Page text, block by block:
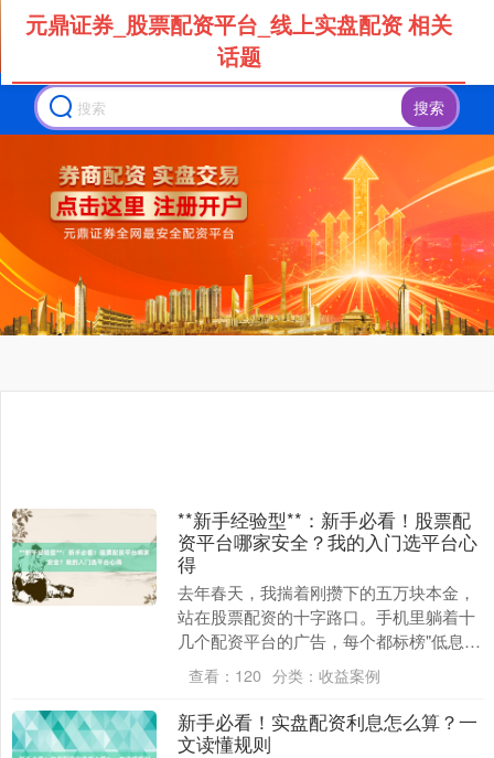
搜索
元鼎证券_股票配资平台_线上实盘配资 相关
话题
**新手经验型**：新手必看！股票配
资平台哪家安全？我的入门选平台心
得
去年春天，我揣着刚攒下的五万块本金，
站在股票配资的十字路口。手机里躺着十
几个配资平台的广告，每个都标榜"低息高
杠杆""专业风控"，甚至有客服发来"日赚千
元"的收....
查看： 120 分类： 收益案例
新手必看！实盘配资利息怎么算？一
文读懂规则